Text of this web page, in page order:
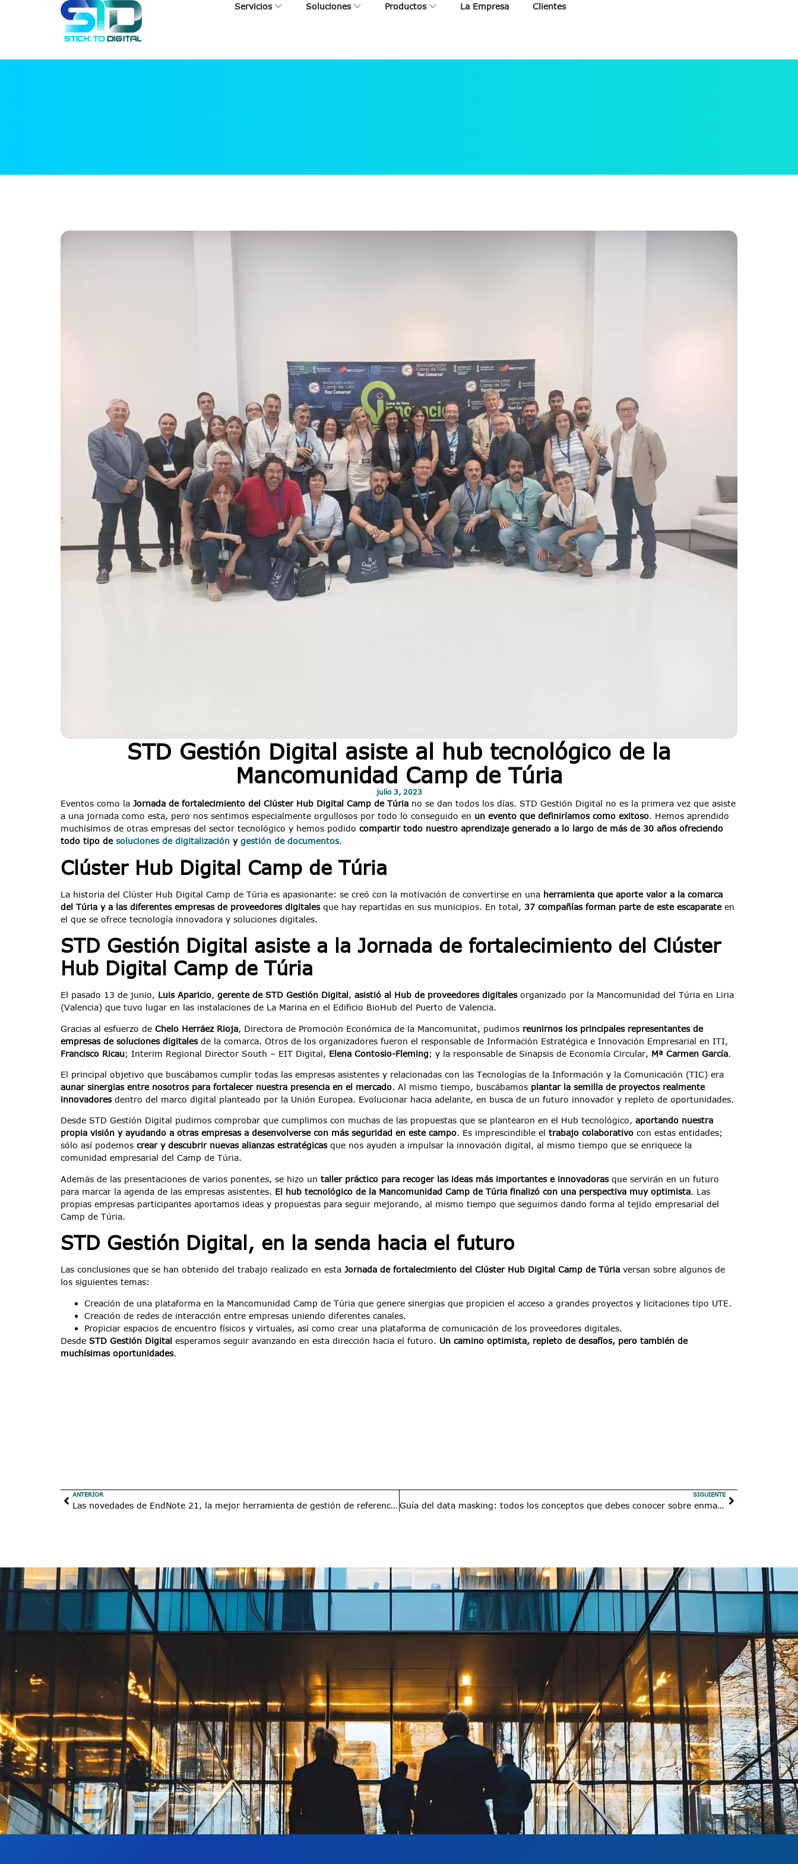
Servicios Soluciones Productos La Empresa Clientes
STD Gestión Digital asiste al hub tecnológico de la
Mancomunidad Camp de Túria
julio 3, 2023
Eventos como la Jornada de fortalecimiento del Clúster Hub Digital Camp de Túria no se dan todos los días. STD Gestión Digital no es la primera vez que asiste
a una jornada como esta, pero nos sentimos especialmente orgullosos por todo lo conseguido en un evento que definiríamos como exitoso. Hemos aprendido
muchísimos de otras empresas del sector tecnológico y hemos podido compartir todo nuestro aprendizaje generado a lo largo de más de 30 años ofreciendo
todo tipo de soluciones de digitalización y gestión de documentos.
Clúster Hub Digital Camp de Túria
La historia del Clúster Hub Digital Camp de Túria es apasionante: se creó con la motivación de convertirse en una herramienta que aporte valor a la comarca
del Túria y a las diferentes empresas de proveedores digitalesque hay repartidas en sus municipios. En total, 37 compañías forman parte de este escaparateen
el que se ofrece tecnología innovadora y soluciones digitales.
STD Gestión Digital asiste a la Jornada de fortalecimiento del Clúster
Hub Digital Camp de Túria
El pasado 13 de junio, Luis Aparicio, gerente de STD Gestión Digital, asistió al Hub de proveedores digitalesorganizado por la Mancomunidad del Túria en Liria
(Valencia) que tuvo lugar en las instalaciones de La Marina en el Edificio BioHub del Puerto de Valencia.
Gracias al esfuerzo de Chelo Herráez Rioja, Directora de Promoción Económica de la Mancomunitat, pudimos reunirnos los principales representantes de
empresas de soluciones digitalesde la comarca. Otros de los organizadores fueron el responsable de Información Estratégica e Innovación Empresarial en ITI,
Francisco Ricau; Interim Regional Director South – EIT Digital, Elena Contosio-Fleming; y la responsable de Sinapsis de Economía Circular, Mª Carmen García.
El principal objetivo que buscábamos cumplir todas las empresas asistentes y relacionadas con las Tecnologías de la Información y la Comunicación (TIC) era
aunar sinergias entre nosotros para fortalecer nuestra presencia en el mercado. Al mismo tiempo, buscábamos plantar la semilla de proyectos realmente
innovadoresdentro del marco digital planteado por la Unión Europea. Evolucionar hacia adelante, en busca de un futuro innovador y repleto de oportunidades.
Desde STD Gestión Digital pudimos comprobar que cumplimos con muchas de las propuestas que se plantearon en el Hub tecnológico, aportando nuestra
propia visión y ayudando a otras empresas a desenvolverse con más seguridad en este campo. Es imprescindible el trabajo colaborativo con estas entidades;
sólo así podemos crear y descubrir nuevas alianzas estratégicasque nos ayuden a impulsar la innovación digital, al mismo tiempo que se enriquece la
comunidad empresarial del Camp de Túria.
Además de las presentaciones de varios ponentes, se hizo un taller práctico para recoger las ideas más importantes e innovadorasque servirán en un futuro
para marcar la agenda de las empresas asistentes. El hub tecnológico de la Mancomunidad Camp de Túria finalizó con una perspectiva muy optimista. Las
propias empresas participantes aportamos ideas y propuestas para seguir mejorando, al mismo tiempo que seguimos dando forma al tejido empresarial del
Camp de Túria.
STD Gestión Digital, en la senda hacia el futuro
Las conclusiones que se han obtenido del trabajo realizado en esta Jornada de fortalecimiento del Clúster Hub Digital Camp de Túria versan sobre algunos de
los siguientes temas:
Creación de una plataforma en la Mancomunidad Camp de Túria que genere sinergias que propicien el acceso a grandes proyectos y licitaciones tipo UTE.
Creación de redes de interacción entre empresas uniendo diferentes canales.
Propiciar espacios de encuentro físicos y virtuales, así como crear una plataforma de comunicación de los proveedores digitales.
Desde STD Gestión Digital esperamos seguir avanzando en esta dirección hacia el futuro. Un camino optimista, repleto de desafíos, pero también de
muchísimas oportunidades.
ANTERIOR
Las novedades de EndNote 21, la mejor herramienta de gestión de referencias bibliográficas
SIGUIENTE
Guía del data masking: todos los conceptos que debes conocer sobre enmascaramiento de datos